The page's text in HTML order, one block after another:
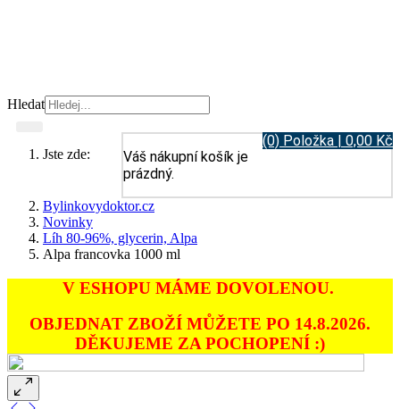
Hledat
(0) Položka | 0,00 Kč
Váš nákupní košík je
prázdný.
Jste zde:
Bylinkovydoktor.cz
Novinky
Líh 80-96%, glycerin, Alpa
Alpa francovka 1000 ml
V ESHOPU MÁME DOVOLENOU.
OBJEDNAT ZBOŽÍ MŮŽETE PO 14.8.2026.
DĚKUJEME ZA POCHOPENÍ :)